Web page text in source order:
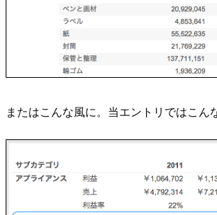
またはこんな風に。当エントリではこ